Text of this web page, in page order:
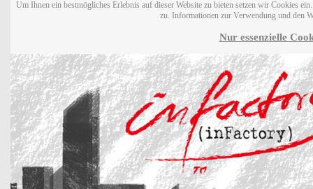
Um Ihnen ein bestmögliches Erlebnis auf dieser Website zu bieten setzen wir Cookies
zu. Informationen zur Verwendung und den
Nur essenzielle